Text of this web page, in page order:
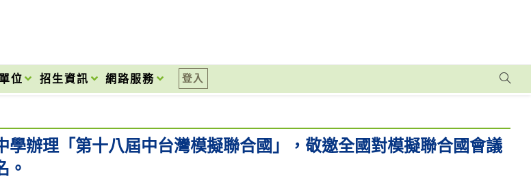
位 招生資訊 網路服務 登入
學辦理「第十八屆中台灣模擬聯合國」，敬邀全國對模擬聯合國會議
。